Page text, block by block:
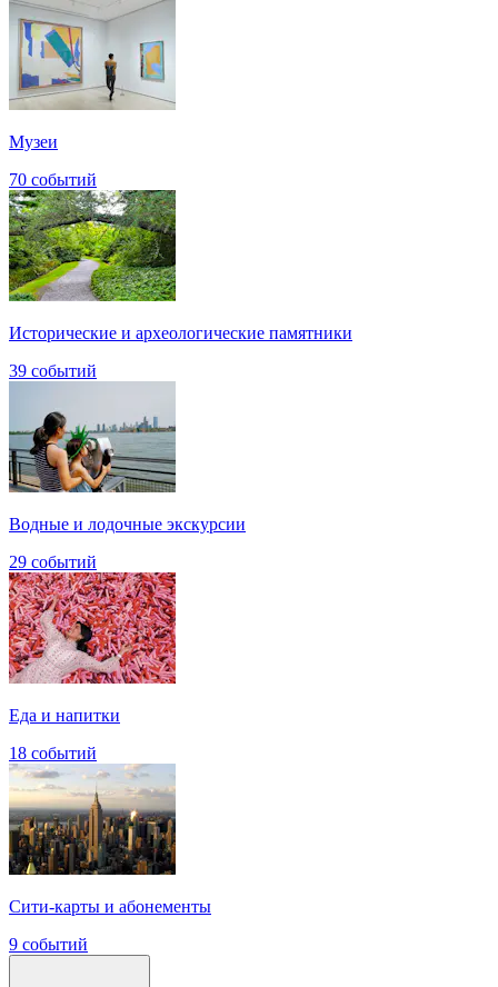
Музеи
70 событий
Исторические и археологические памятники
39 событий
Водные и лодочные экскурсии
29 событий
Еда и напитки
18 событий
Сити-карты и абонементы
9 событий